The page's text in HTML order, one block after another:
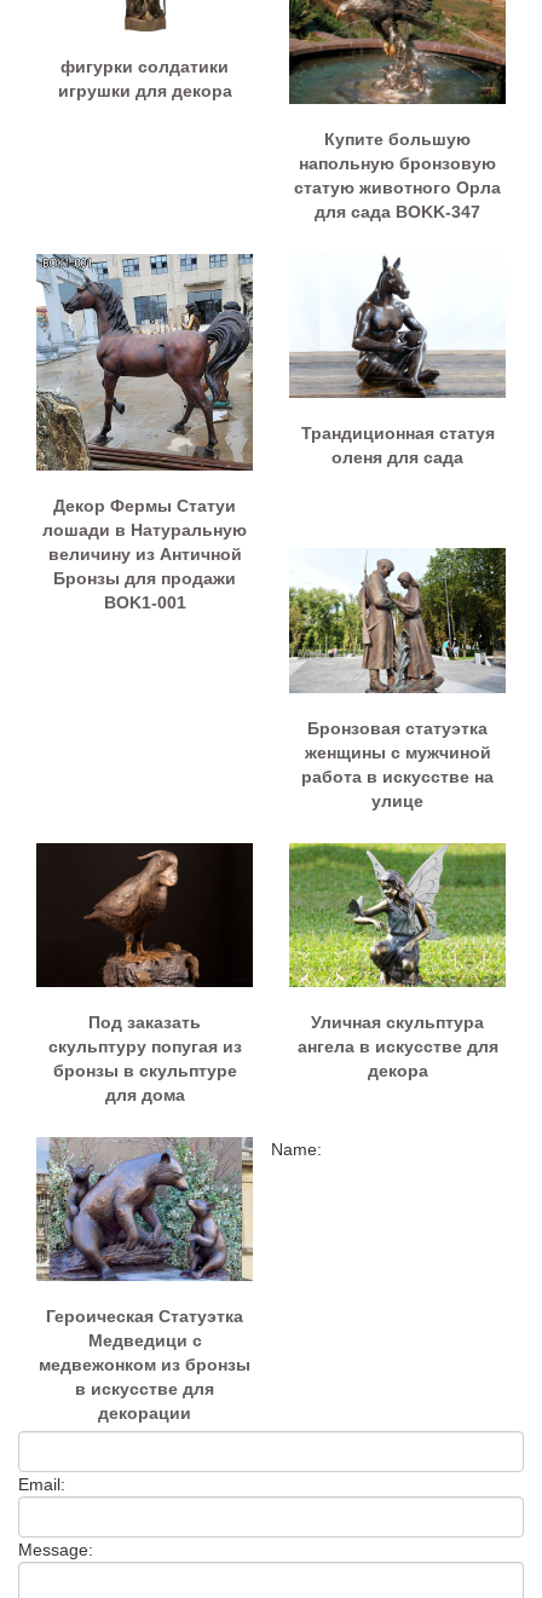
фигурки солдатики
игрушки для декора
Купите большую
напольную бронзовую
статую животного Орла
для сада BOKK-347
Декор Фермы Статуи
лошади в Натуральную
величину из Античной
Бронзы для продажи
BOK1-001
Трандиционная статуя
оленя для сада
Бронзовая статуэтка
женщины с мужчиной
работа в искусстве на
улице
Под заказать
скульптуру попугая из
бронзы в скульптуре
для дома
Уличная скульптура
ангела в искусстве для
декора
Героическая Статуэтка
Медведици с
медвежонком из бронзы
в искусстве для
декорации
Name:
Email:
Message: